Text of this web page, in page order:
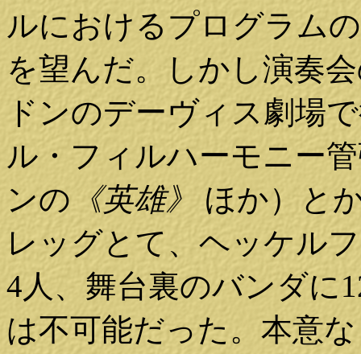
ルにおけるプログラム
を望んだ。しかし演奏
ドンのデーヴィス劇場
ル・フィルハーモニー
ンの 《英雄》 ほか）と
レッグとて、ヘッケル
4人、舞台裏のバンダに
は不可能だった。本意